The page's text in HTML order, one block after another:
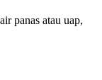
panas atau uap,